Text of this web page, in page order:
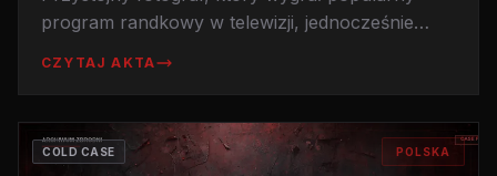
program randkowy w telewizji, jednocześnie
bardzo można się mylić oceniając kogoś po
pozorach.
CZYTAJ AKTA
COLD CASE POLSKA